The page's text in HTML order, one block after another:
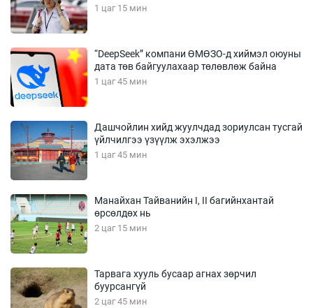
1 цаг 15 мин
“DeepSeek” компани ӨМӨЗО-д хиймэл оюуны
дата төв байгуулахаар төлөвлөж байна
1 цаг 45 мин
Дашчойлин хийд жуулчдад зориулсан тусгай
үйлчилгээ үзүүлж эхэлжээ
1 цаг 45 мин
Манайхан Тайванийн I, II багийнхантай
өрсөлдөх нь
2 цаг 15 мин
Тарвага хууль бусаар агнах зөрчил
буурсангүй
2 цаг 45 мин